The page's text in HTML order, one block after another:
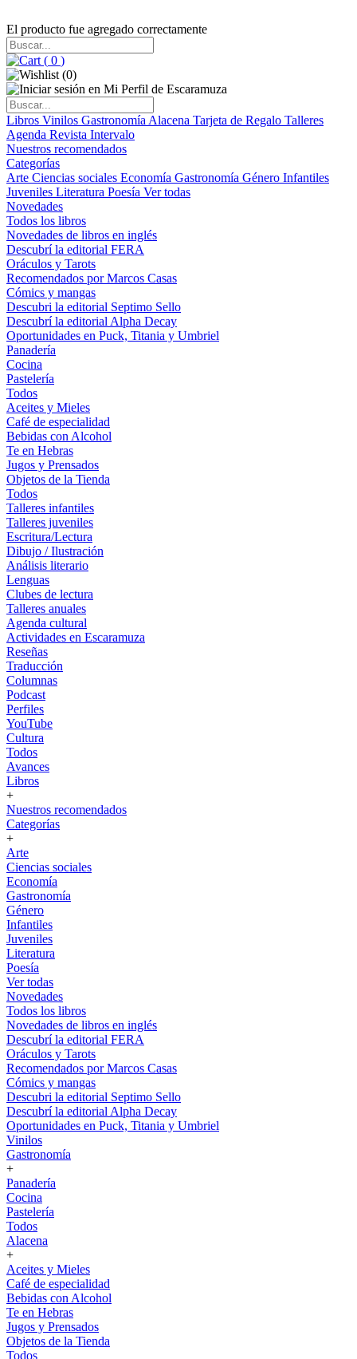
El producto fue agregado correctamente
( 0 )
(0)
Libros Vinilos Gastronomía Alacena Tarjeta de Regalo Talleres
Agenda Revista Intervalo
Nuestros recomendados
Categorías
Arte Ciencias sociales Economía Gastronomía Género Infantiles
Juveniles Literatura Poesía Ver todas
Novedades
Todos los libros
Novedades de libros en inglés
Descubrí la editorial FERA
Oráculos y Tarots
Recomendados por Marcos Casas
Cómics y mangas
Descubri la editorial Septimo Sello
Descubrí la editorial Alpha Decay
Oportunidades en Puck, Titania y Umbriel
Panadería
Cocina
Pastelería
Todos
Aceites y Mieles
Café de especialidad
Bebidas con Alcohol
Te en Hebras
Jugos y Prensados
Objetos de la Tienda
Todos
Talleres infantiles
Talleres juveniles
Escritura/Lectura
Dibujo / Ilustración
Análisis literario
Lenguas
Clubes de lectura
Talleres anuales
Agenda cultural
Actividades en Escaramuza
Reseñas
Traducción
Columnas
Podcast
Perfiles
YouTube
Cultura
Todos
Avances
Libros
+
Nuestros recomendados
Categorías
+
Arte
Ciencias sociales
Economía
Gastronomía
Género
Infantiles
Juveniles
Literatura
Poesía
Ver todas
Novedades
Todos los libros
Novedades de libros en inglés
Descubrí la editorial FERA
Oráculos y Tarots
Recomendados por Marcos Casas
Cómics y mangas
Descubri la editorial Septimo Sello
Descubrí la editorial Alpha Decay
Oportunidades en Puck, Titania y Umbriel
Vinilos
Gastronomía
+
Panadería
Cocina
Pastelería
Todos
Alacena
+
Aceites y Mieles
Café de especialidad
Bebidas con Alcohol
Te en Hebras
Jugos y Prensados
Objetos de la Tienda
Todos